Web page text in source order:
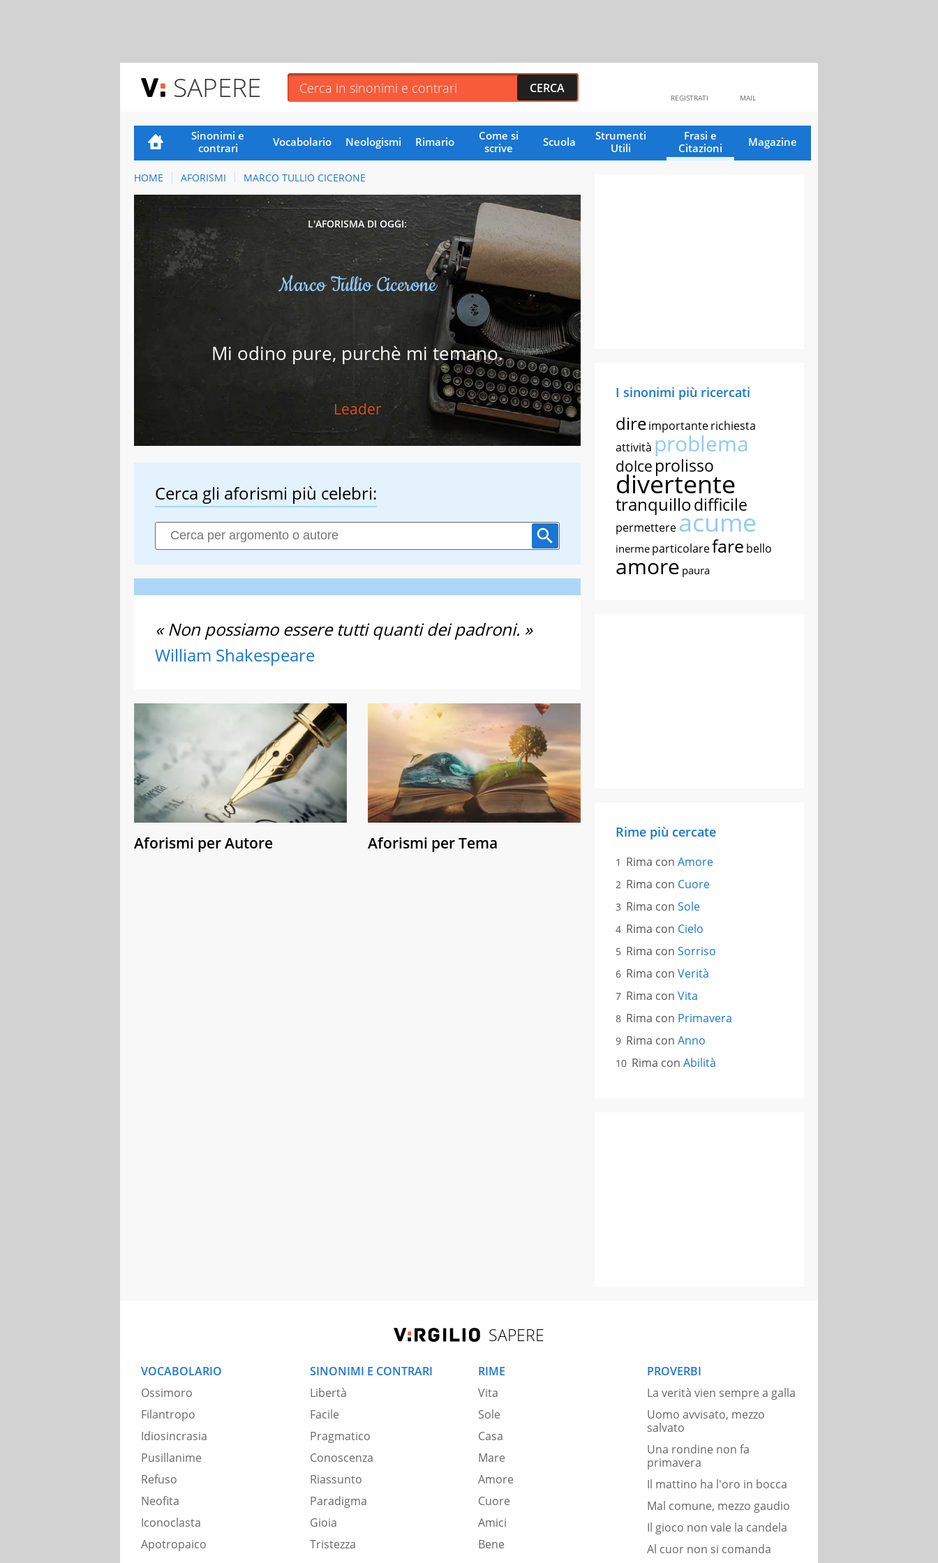
SAPERE MAIL
REGISTRATI
Sinonimi e
contrari
Vocabolario Neologismi Rimario
Come si
scrive
Scuola
Strumenti
Utili
Frasi e
Citazioni
Magazine
HOME AFORISMI MARCO TULLIO CICERONE
L'AFORISMA DI OGGI:
Marco Tullio Cicerone
Mi odino pure, purchè mi temano.
Leader
Cerca gli aforismi più celebri:
« Non possiamo essere tutti quanti dei padroni. »
William Shakespeare
Aforismi per Autore Aforismi per Tema
I sinonimi più ricercati
direimportanterichiesta
attività problema
dolce prolisso
divertente
tranquillodifficile
permettereacume
inerme particolarefare bello
amore paura
Rime più cercate
Rima con Amore
Rima con Cuore
Rima con Sole
Rima con Cielo
Rima con Sorriso
Rima con Verità
Rima con Vita
Rima con Primavera
Rima con Anno
Rima con Abilità
SAPERE
VOCABOLARIO
Ossimoro
Filantropo
Idiosincrasia
Pusillanime
Refuso
Neofita
Iconoclasta
Apotropaico
SINONIMI E CONTRARI
Libertà
Facile
Pragmatico
Conoscenza
Riassunto
Paradigma
Gioia
Tristezza
RIME
Vita
Sole
Casa
Mare
Amore
Cuore
Amici
Bene
PROVERBI
La verità vien sempre a galla
Uomo avvisato, mezzo
salvato
Una rondine non fa
primavera
Il mattino ha l'oro in bocca
Mal comune, mezzo gaudio
Il gioco non vale la candela
Al cuor non si comanda